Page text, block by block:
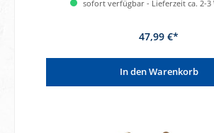
sofort verfügbar - Lieferzeit ca. 2-3
47,99 €*
In den Warenkorb